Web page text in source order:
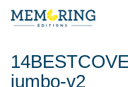
jumbo-v2